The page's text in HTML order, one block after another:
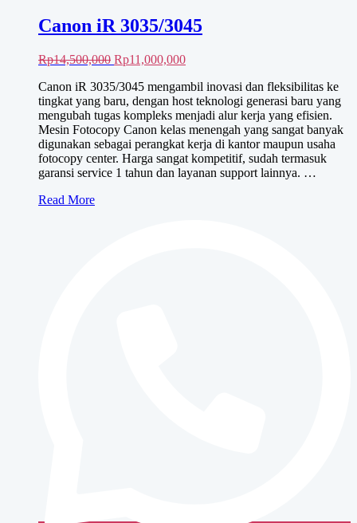
Canon iR 3035/3045
Rp14,500,000 Harga
adalah:
Rp14,500,000.
Rp11,000,000Harga
ini
adalah:
Rp11,000,000.
Canon iR 3035/3045 mengambil inovasi dan fleksibilitas ke
tingkat yang baru, dengan host teknologi generasi baru yang
mengubah tugas kompleks menjadi alur kerja yang efisien.
Mesin Fotocopy Canon kelas menengah yang sangat banyak
digunakan sebagai perangkat kerja di kantor maupun usaha
fotocopy center. Harga sangat kompetitif, sudah termasuk
garansi service 1 tahun dan layanan support lainnya. …
Canon
Read More